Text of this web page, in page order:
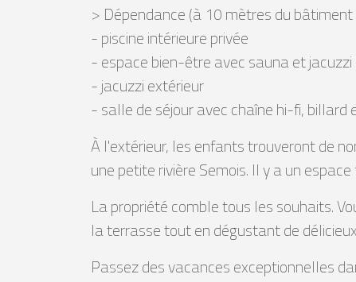
> Dépendance (à 10 mètres du bâtiment
- piscine intérieure privée
- espace bien-être avec sauna et jacuzzi
- jacuzzi extérieur
- salle de séjour avec chaîne hi-fi,
À l'extérieur, les enfants trouveront de
une petite rivière Semois. Il y a un
La propriété comble tous les souhaits.
la terrasse tout en dégustant de
Passez des vacances exceptionnelles